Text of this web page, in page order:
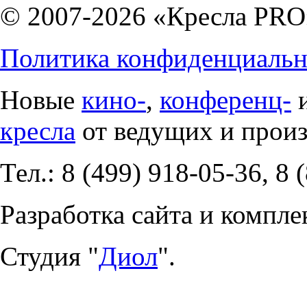
© 2007-2026 «Кресла
Политика
Новые кино-, конференц-
кресла от ведущих и
Тел.: 8 (499) 918-05-36, 8
Разработка сайта и
Студия "Диол".